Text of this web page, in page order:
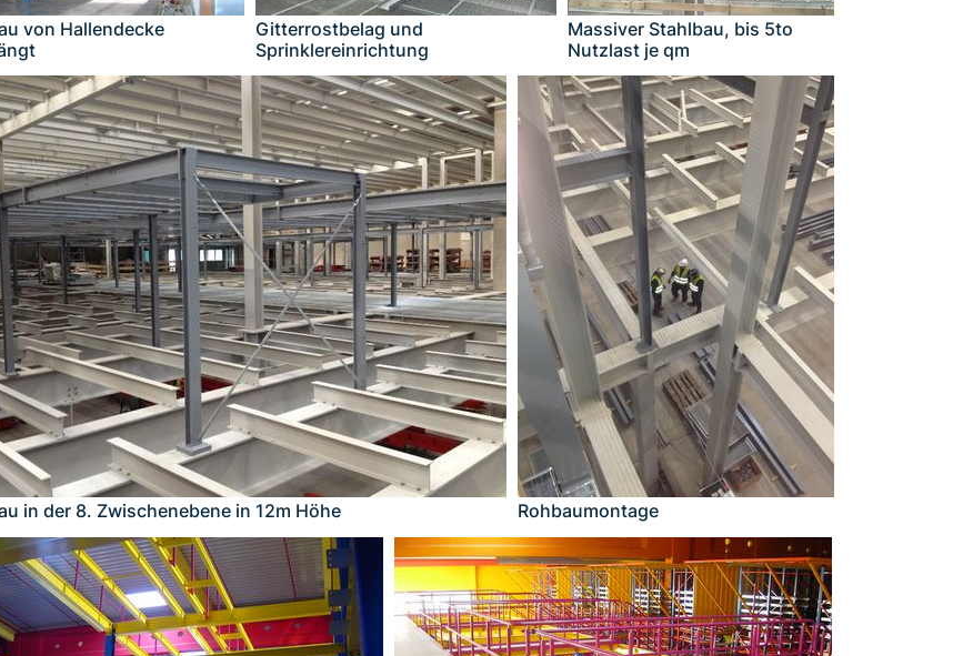
von Hallendecke
Gitterrostbelag und
Sprinklereinrichtung
Massiver Stahlbau, bis 5to
Nutzlast je qm
in der 8. Zwischenebene in 12m Höhe Rohbaumontage